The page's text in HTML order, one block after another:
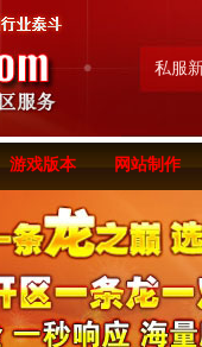
私服
游戏版本 网站制作